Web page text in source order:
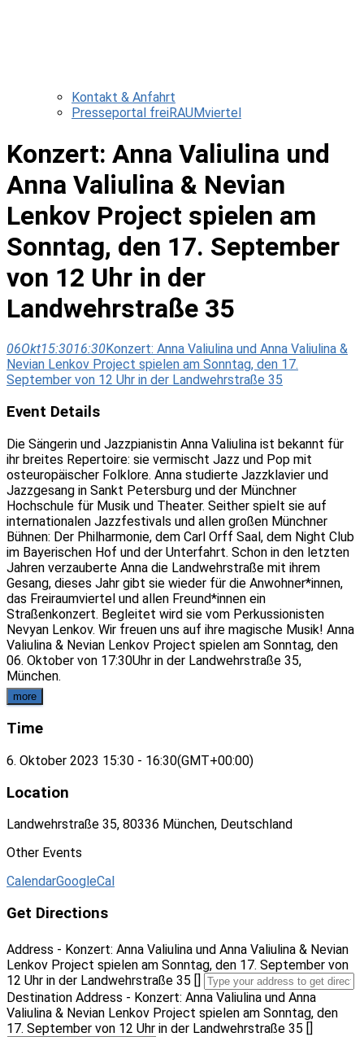
Kontakt & Anfahrt
Presseportal freiRAUMviertel
Konzert: Anna Valiulina und
Anna Valiulina & Nevian
Lenkov Project spielen am
Sonntag, den 17. September
von 12 Uhr in der
Landwehrstraße 35
06Okt15:3016:30Konzert: Anna Valiulina und Anna Valiulina &
Nevian Lenkov Project spielen am Sonntag, den 17.
September von 12 Uhr in der Landwehrstraße 35
Event Details
Die Sängerin und Jazzpianistin Anna Valiulina ist bekannt für
ihr breites Repertoire: sie vermischt Jazz und Pop mit
osteuropäischer Folklore. Anna studierte Jazzklavier und
Jazzgesang in Sankt Petersburg und der Münchner
Hochschule für Musik und Theater. Seither spielt sie auf
internationalen Jazzfestivals und allen großen Münchner
Bühnen: Der Philharmonie, dem Carl Orff Saal, dem Night Club
im Bayerischen Hof und der Unterfahrt. Schon in den letzten
Jahren verzauberte Anna die Landwehrstraße mit ihrem
Gesang, dieses Jahr gibt sie wieder für die Anwohner*innen,
das Freiraumviertel und allen Freund*innen ein
Straßenkonzert. Begleitet wird sie vom Perkussionisten
Nevyan Lenkov. Wir freuen uns auf ihre magische Musik! Anna
Valiulina & Nevian Lenkov Project spielen am Sonntag, den
06. Oktober von 17:30Uhr in der Landwehrstraße 35,
München.
more
Time
6. Oktober 2023 15:30 - 16:30(GMT+00:00)
Location
Landwehrstraße 35, 80336 München, Deutschland
Other Events
CalendarGoogleCal
Get Directions
Address - Konzert: Anna Valiulina und Anna Valiulina & Nevian
Lenkov Project spielen am Sonntag, den 17. September von
12 Uhr in der Landwehrstraße 35 []
Destination Address - Konzert: Anna Valiulina und Anna
Valiulina & Nevian Lenkov Project spielen am Sonntag, den
17. September von 12 Uhr in der Landwehrstraße 35 []